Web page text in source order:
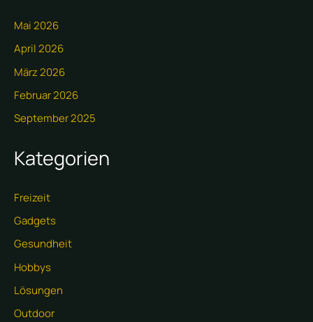
Mai 2026
April 2026
März 2026
Februar 2026
September 2025
Kategorien
Freizeit
Gadgets
Gesundheit
Hobbys
Lösungen
Outdoor